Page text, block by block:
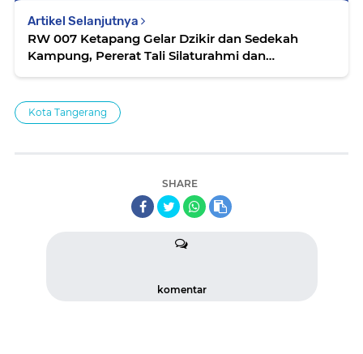
Artikel Selanjutnya
RW 007 Ketapang Gelar Dzikir dan Sedekah
Kampung, Pererat Tali Silaturahmi dan
Kota Tangerang
SHARE
komentar